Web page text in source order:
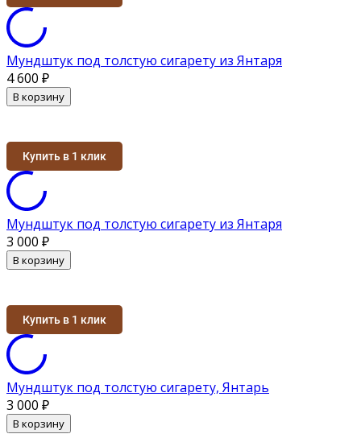
Мундштук под толстую сигарету из Янтаря
4 600 ₽
В корзину
Купить в 1 клик
Мундштук под толстую сигарету из Янтаря
3 000 ₽
В корзину
Купить в 1 клик
Мундштук под толстую сигарету, Янтарь
3 000 ₽
В корзину